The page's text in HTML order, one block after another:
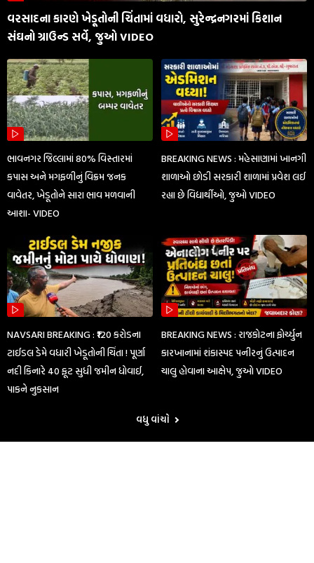
વરસાદના કારણે ખેડૂતોની ચિંતામાં વધારો, સુરેન્દ્રનગરમાં કિશાન
સંઘનો ગ્રાઉન્ડ સર્વે, જુઓ VIDEO
ભાવનગર જિલ્લામાં 80% વિસ્તારમાં
કપાસ અને મગફળીનું વિક્રમ જનક
વાવેતર, ખેડૂતોને સારા ભાવ મળવાની
આશા- VIDEO
BREAKING NEWS : મહેસાણામાં ખાનગી
શાળાઓ છોડી સરકારી શાળામાં પ્રવેશ લઈ
રહ્યા છે વિદ્યાર્થીઓ, જુઓ VIDEO
NAVSARI BREAKING : ₹120 કરોડના
ટાઈડલ ડેમે વધારી ખેડૂતોની ચિંતા ! પૂર્ણા
નદી કિનારે 40 ફૂટ સુધી જમીન ધોવાઈ,
પાકને નુકસાન
BREAKING NEWS : રાજકોટના ફોર્ચ્યુન
કારખાનામાં શંકાસ્પદ પનીરનું ઉત્પાદન
ચાલુ હોવાના આક્ષેપ, જુઓ VIDEO
વધુ વાંચો